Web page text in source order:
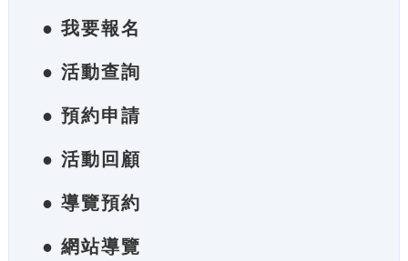
● 我要報名
● 活動查詢
● 預約申請
● 活動回顧
● 導覽預約
● 網站導覽